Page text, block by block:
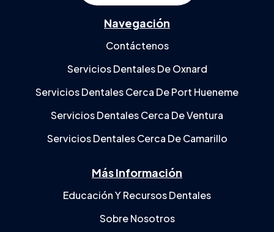
Navegación
Contáctenos
Servicios Dentales De Oxnard
Servicios Dentales Cerca De Port Hueneme
Servicios Dentales Cerca De Ventura
Servicios Dentales Cerca De Camarillo
Más Información
Educación Y Recursos Dentales
Sobre Nosotros